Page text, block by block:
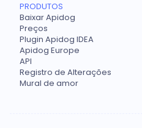
PRODUTOS
Baixar Apidog
Preços
Plugin Apidog IDEA
Apidog Europe
API
Registro de Alterações
Mural de amor